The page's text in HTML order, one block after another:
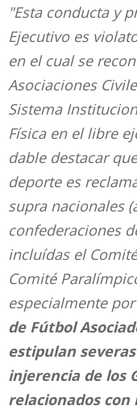
"Esta conducta y
Ejecutivo es
en el cual se
Asociaciones
Sistema
Física en el libre
dable destacar
deporte es
supra nacionales
confederaciones
incluídas el
Comité
especialmente por
de Fútbol
estipulan
injerencia de los
relacionados